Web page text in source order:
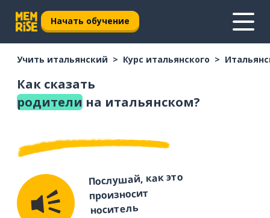
Начать обучение
Учить итальянский Курс итальянского
Как сказать
родители на итальянском?
Послушай, как это
произносит
носитель